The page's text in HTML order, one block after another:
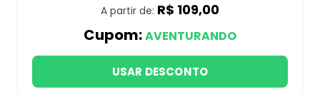
A partir de: R$ 109,00
Cupom:AVENTURANDO
USAR DESCONTO